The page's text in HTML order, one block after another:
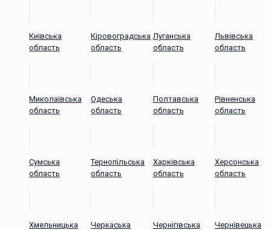
Київська
область
Кіровоградська
область
Луганська
область
Львівська
область
Миколаївська
область
Одеська
область
Полтавська
область
Рівненська
область
Сумська
область
Тернопільська
область
Харківська
область
Херсонська
область
Хмельницька
Черкаська
Чернігівська
Чернівецька